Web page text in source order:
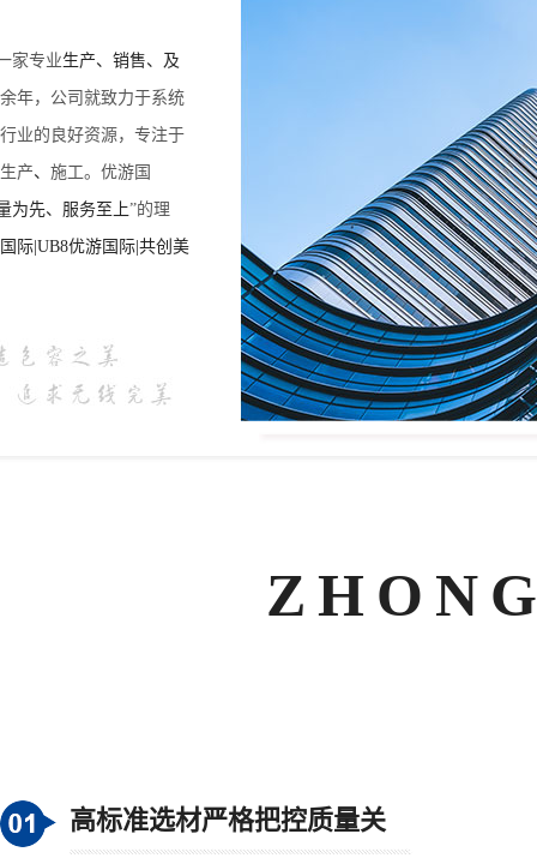
家专业生产、销售、及
年，公司就致力于系统
业的良好资源，专注于
生产、 施工。优游国
为先、服务至上”的理
际|UB8优游国际|共创美
高标准选材严格把控质量关